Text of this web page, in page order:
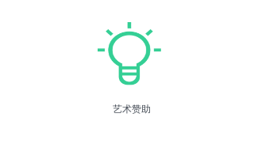
艺术赞助